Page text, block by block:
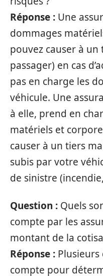
Réponse : Une
dommages
pouvez causer à
passager) en cas
pas en charge les
véhicule. Une
à elle, prend en
matériels et
causer à un tiers
subis par votre
de sinistre
Question : Quels
compte par les
montant de la
Réponse :
compte pour